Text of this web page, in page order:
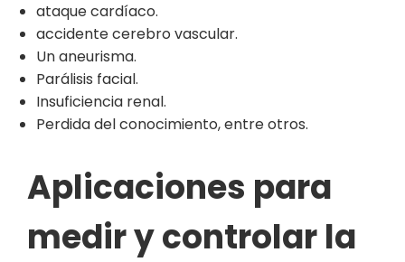
ataque cardíaco.
accidente cerebro vascular.
Un aneurisma.
Parálisis facial.
Insuficiencia renal.
Perdida del conocimiento, entre otros.
Aplicaciones para
medir y controlar la